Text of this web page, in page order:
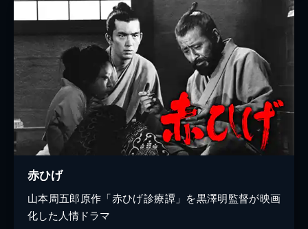
赤ひげ
山本周五郎原作「赤ひげ診療譚」を黒澤明監督が映画
化した人情ドラマ